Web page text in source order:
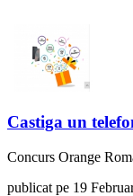
Castiga un
Concurs Orange
publicat pe 19